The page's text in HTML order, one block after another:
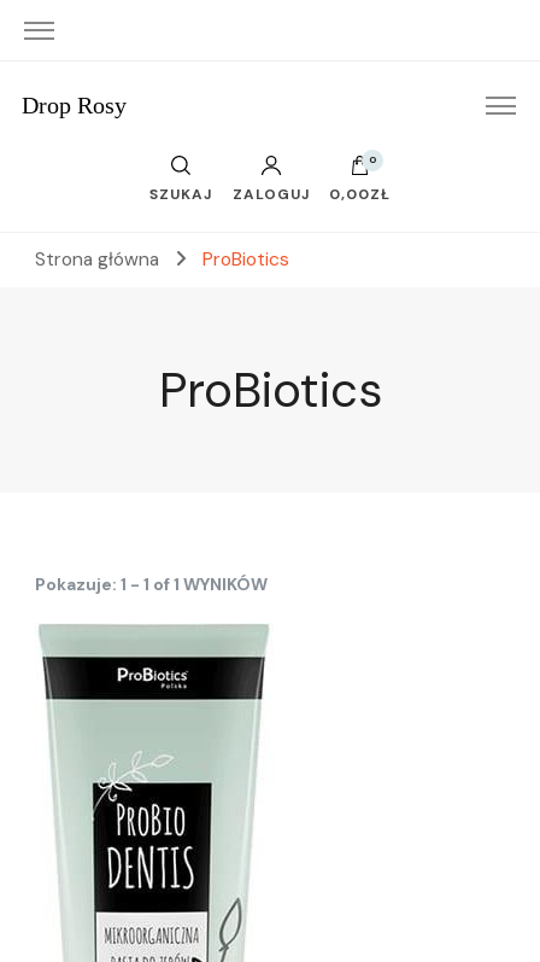
Drop Rosy
SZUKAJ ZALOGUJ
0
0,00ZŁ
Strona główna ProBiotics
ProBiotics
Pokazuje: 1 - 1 of 1 WYNIKÓW